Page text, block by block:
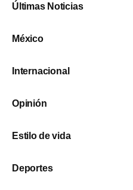
Últimas Noticias
México
Internacional
Opinión
Estilo de vida
Deportes